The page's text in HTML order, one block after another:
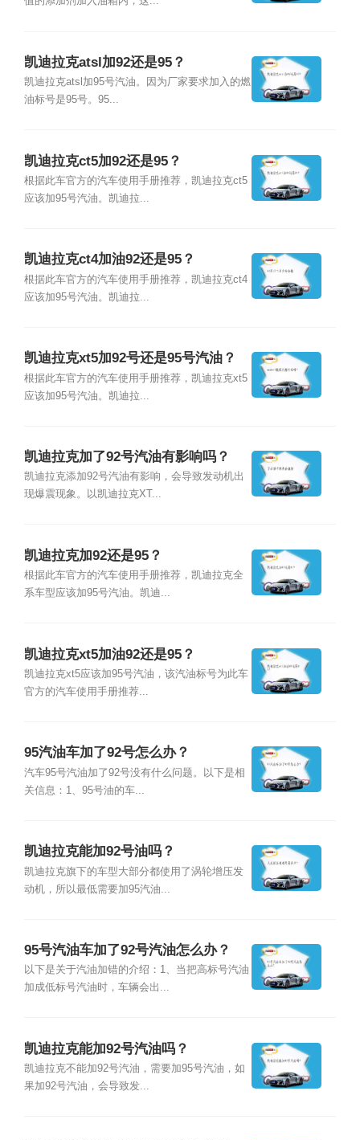
凯迪拉克atsl加92还是95？
凯迪拉克atsl加95号汽油。因为厂家要求加入的燃
油标号是95号。95...
凯迪拉克ct5加92还是95？
根据此车官方的汽车使用手册推荐，凯迪拉克ct5
应该加95号汽油。凯迪拉...
凯迪拉克ct4加油92还是95？
根据此车官方的汽车使用手册推荐，凯迪拉克ct4
应该加95号汽油。凯迪拉...
凯迪拉克xt5加92号还是95号汽油？
根据此车官方的汽车使用手册推荐，凯迪拉克xt5
应该加95号汽油。凯迪拉...
凯迪拉克加了92号汽油有影响吗？
凯迪拉克添加92号汽油有影响，会导致发动机出
现爆震现象。以凯迪拉克XT...
凯迪拉克加92还是95？
根据此车官方的汽车使用手册推荐，凯迪拉克全
系车型应该加95号汽油。凯迪...
凯迪拉克xt5加油92还是95？
凯迪拉克xt5应该加95号汽油，该汽油标号为此车
官方的汽车使用手册推荐...
95汽油车加了92号怎么办？
汽车95号汽油加了92号没有什么问题。以下是相
关信息：1、95号油的车...
凯迪拉克能加92号油吗？
凯迪拉克旗下的车型大部分都使用了涡轮增压发
动机，所以最低需要加95汽油...
95号汽油车加了92号汽油怎么办？
以下是关于汽油加错的介绍：1、当把高标号汽油
加成低标号汽油时，车辆会出...
凯迪拉克能加92号汽油吗？
凯迪拉克不能加92号汽油，需要加95号汽油，如
果加92号汽油，会导致发...